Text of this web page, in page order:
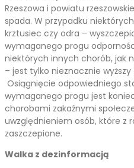
Rzeszowa i powiatu
spada. W przypadku
krztusiec czy odra –
wymaganego progu
niektórych innych chorób, jak
– jest tylko nieznacznie
Osiągnięcie odpowiedniego
wymaganego progu jest
chorobami zakaźnymi
uwzględnieniem osób, które z
zaszczepione.
Walka z dezinformacją